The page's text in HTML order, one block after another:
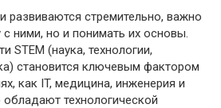
развиваются стремительно, важно
с ними, но и понимать их основы.
STEM (наука, технологии,
становится ключевым фактором
как IT, медицина, инженерия и
обладают технологической